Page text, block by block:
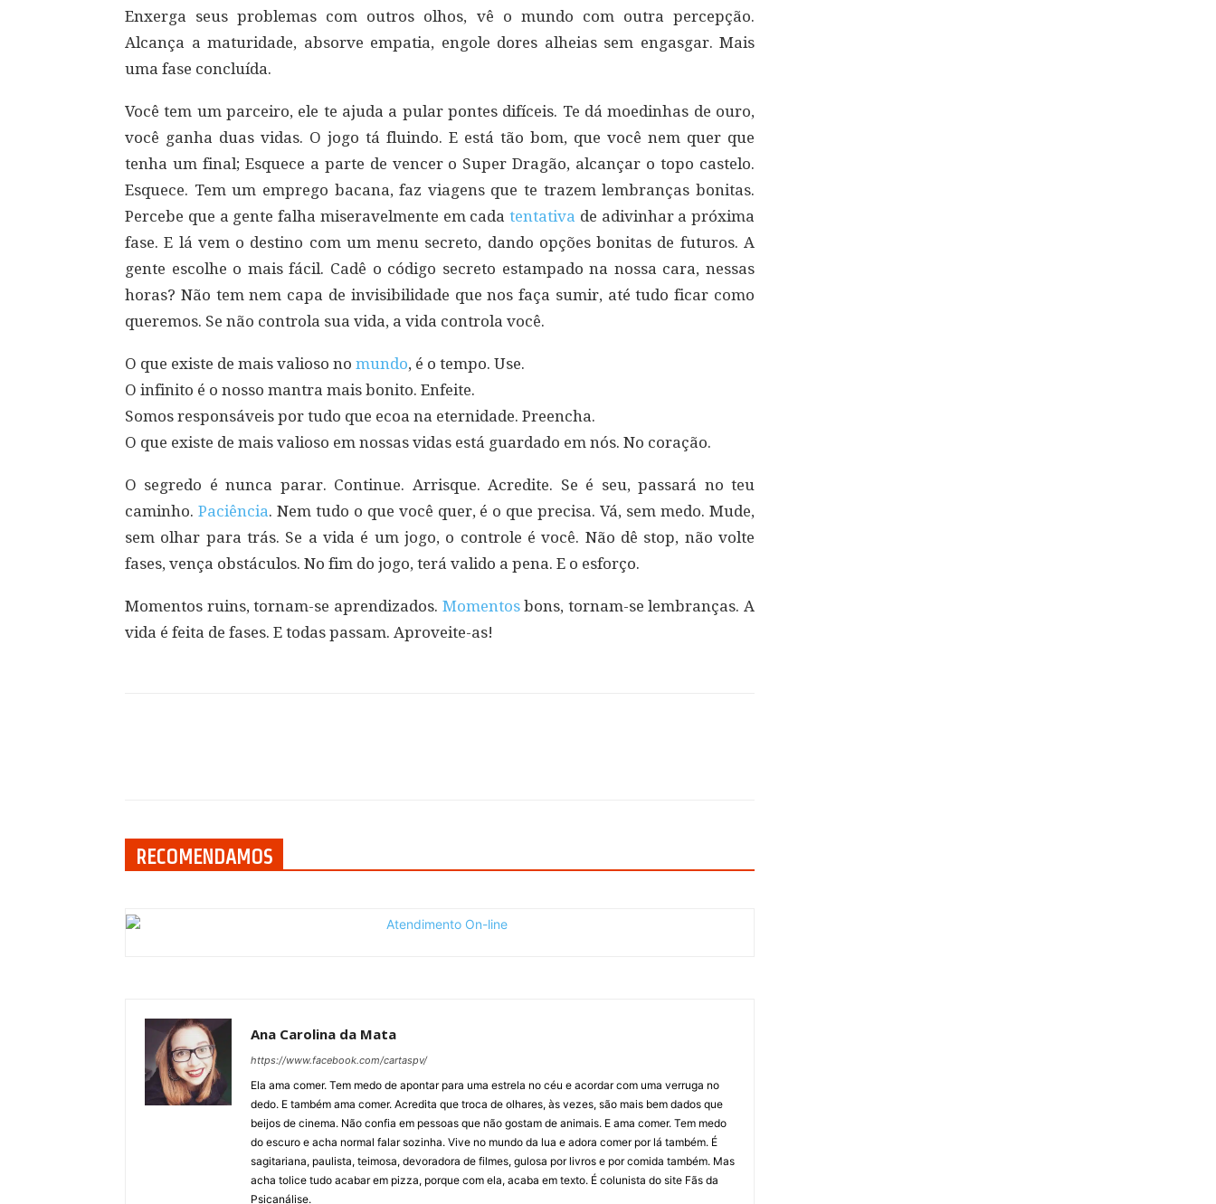
Enxerga seus problemas com outros olhos, vê o mundo com outra percepção.
Alcança a maturidade, absorve empatia, engole dores alheias sem engasgar. Mais
uma fase concluída.
Você tem um parceiro, ele te ajuda a pular pontes difíceis. Te dá moedinhas de ouro,
você ganha duas vidas. O jogo tá fluindo. E está tão bom, que você nem quer que
tenha um final; Esquece a parte de vencer o Super Dragão, alcançar o topo castelo.
Esquece. Tem um emprego bacana, faz viagens que te trazem lembranças bonitas.
Percebe que a gente falha miseravelmente em cada tentativa de adivinhar a próxima
fase. E lá vem o destino com um menu secreto, dando opções bonitas de futuros. A
gente escolhe o mais fácil. Cadê o código secreto estampado na nossa cara, nessas
horas? Não tem nem capa de invisibilidade que nos faça sumir, até tudo ficar como
queremos. Se não controla sua vida, a vida controla você.
O que existe de mais valioso no mundo, é o tempo. Use.
O infinito é o nosso mantra mais bonito. Enfeite.
Somos responsáveis por tudo que ecoa na eternidade. Preencha.
O que existe de mais valioso em nossas vidas está guardado em nós. No coração.
O segredo é nunca parar. Continue. Arrisque. Acredite. Se é seu, passará no teu
caminho. Paciência. Nem tudo o que você quer, é o que precisa. Vá, sem medo. Mude,
sem olhar para trás. Se a vida é um jogo, o controle é você. Não dê stop, não volte
fases, vença obstáculos. No fim do jogo, terá valido a pena. E o esforço.
Momentos ruins, tornam-se aprendizados. Momentosbons, tornam-se lembranças. A
vida é feita de fases. E todas passam. Aproveite-as!
RECOMENDAMOS
Ana Carolina da Mata
https://www.facebook.com/cartaspv/
Ela ama comer. Tem medo de apontar para uma estrela no céu e acordar com uma verruga no
dedo. E também ama comer. Acredita que troca de olhares, às vezes, são mais bem dados que
beijos de cinema. Não confia em pessoas que não gostam de animais. E ama comer. Tem medo
do escuro e acha normal falar sozinha. Vive no mundo da lua e adora comer por lá também. É
sagitariana, paulista, teimosa, devoradora de filmes, gulosa por livros e por comida também. Mas
acha tolice tudo acabar em pizza, porque com ela, acaba em texto. É colunista do site Fãs da
Psicanálise.